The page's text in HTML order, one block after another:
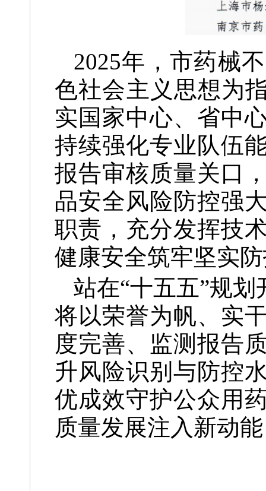
2025年，市药械
色社会主义思想为
实国家中心、省中
持续强化专业队伍
报告审核质量关口
品安全风险防控强
职责，充分发挥技
健康安全筑牢坚实
站在“十五五”规
将以荣誉为帆、实
度完善、监测报告
升风险识别与防控
优成效守护公众用
质量发展注入新动